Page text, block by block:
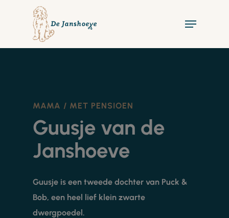
Menu
MAMA / MET PENSIOEN
Guusje van de
Janshoeve
Guusje is een tweede dochter van Puck &
Bob, een heel lief klein zwarte
dwergpoedel.